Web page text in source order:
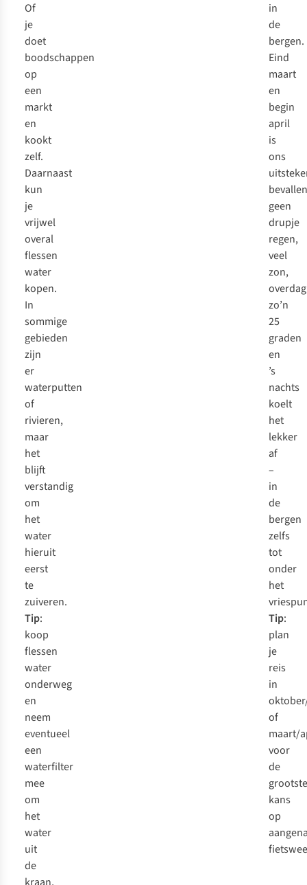
Of
je
doet
boodschappen
op
een
markt
en
kookt
zelf.
Daarnaast
kun
je
vrijwel
overal
flessen
water
kopen.
In
sommige
gebieden
zijn
er
waterputten
of
rivieren,
maar
het
blijft
verstandig
om
het
water
hieruit
eerst
te
zuiveren.
Tip:
koop
flessen
water
onderweg
en
neem
eventueel
een
waterfilter
mee
om
het
water
uit
de
in
de
bergen.
Eind
maart
en
begin
april
is
ons
geen
drupje
regen,
veel
zon,
overdag
zo’n
25
graden
en
’s
nachts
koelt
het
lekker
af
–
in
de
bergen
zelfs
tot
onder
het
Tip:
plan
je
reis
in
of
maart/
voor
de
grootste
kans
op